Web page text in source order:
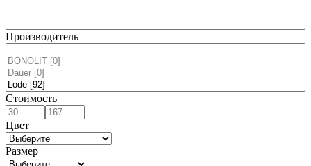
Производитель
Стоимость
Цвет
Размер